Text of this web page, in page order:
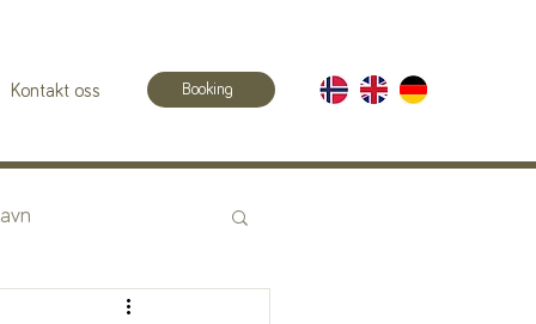
Booking
Kontakt oss